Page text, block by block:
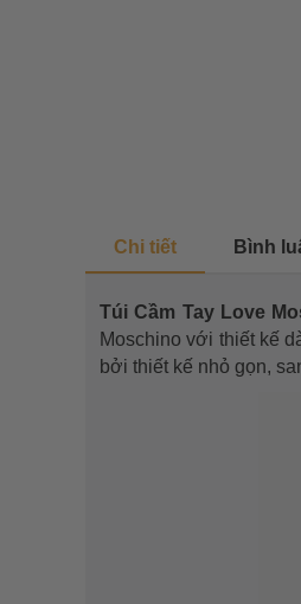
Chi tiết Bình
Túi Cầm Tay Love
Moschino với thiết kế
bởi thiết kế nhỏ gọn,